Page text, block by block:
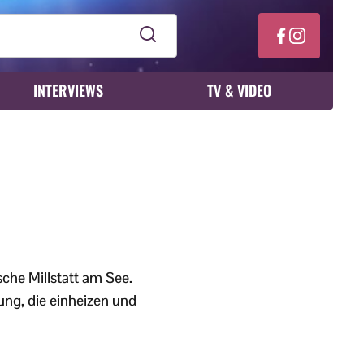
INTERVIEWS TV & VIDEO
Millstatt am See.
die einheizen und